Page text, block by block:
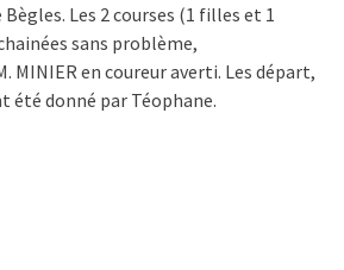
Les 2 courses (1 filles et 1
sans problème,
MINIER en coureur averti. Les départ,
été donné par Téophane.